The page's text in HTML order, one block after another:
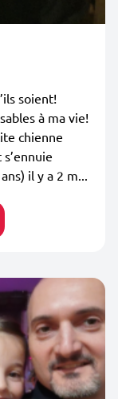
soient!
à ma vie!
chienne
il y a 2 m...